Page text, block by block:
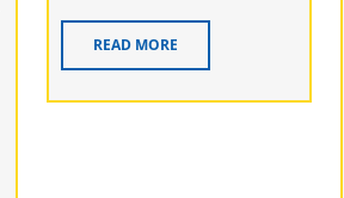
READ MORE